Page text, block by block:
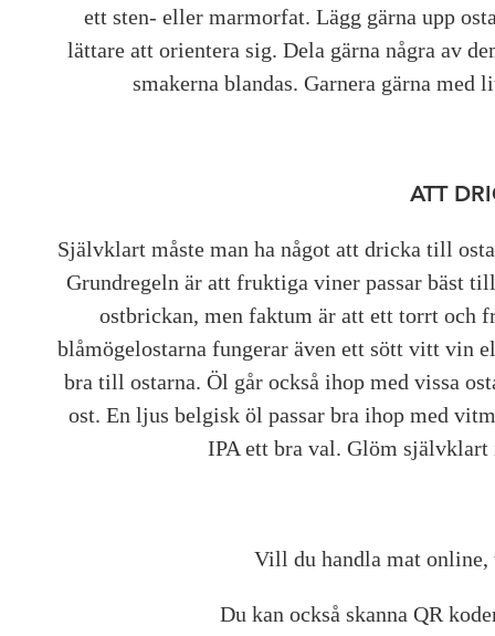
ett sten- eller marmorfat. Lägg gärna upp
lättare att orientera sig. Dela gärna några av
smakerna blandas. Garnera gärna
ATT
Självklart måste man ha något att dricka till
Grundregeln är att fruktiga viner passar bäst
ostbrickan, men faktum är att ett torrt och
blåmögelostarna fungerar även ett sött vitt vin
bra till ostarna. Öl går också ihop med vissa
ost. En ljus belgisk öl passar bra ihop med
IPA ett bra val. Glöm
Vill du handla mat online,
Du kan också skanna QR